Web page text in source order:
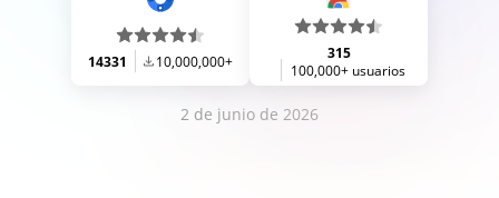
14331 10,000,000+
315
100,000+ usuarios
2 de junio de 2026